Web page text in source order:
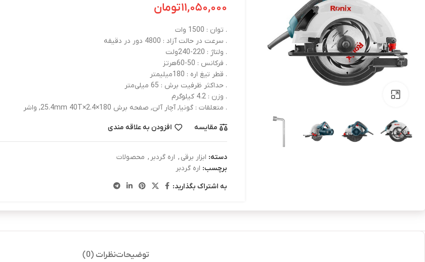
۱۱,۰۵۰,۰۰۰تومان
. توان : 1500 وات
. سرعت در حالت آزاد : 4800 دور در دقیقه
. ولتاژ : 220-240ولت
. فرکانس : 50-60هرتز
. قطر تیغ اره : 180میلیمتر
. حداکثر ظرفیت برش : 65 میلی‌متر
. وزن : 4.2 کیلوگرم
. متعلقات : گونیا, آچار آلن, صفحه برش 180×2.4×25.4mm 40T, واشر
مقایسه افزودن به علاقه مندی
دسته: ابزار برقی , اره گردبر , محصولات
برچسب: اره گردبر
به اشتراک بگذارید:
توضیحاتنظرات (0)